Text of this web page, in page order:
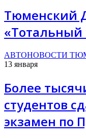
Тюменский
«Тотальный
АВТОНОВОСТИ
13 января
Более
студентов
экзамен по